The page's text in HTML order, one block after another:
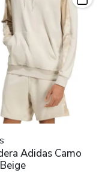
Adidas Camo